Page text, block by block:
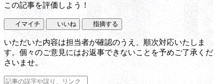
この記事を評価しよう！
イマイチ いいね 指摘する
いただいた内容は担当者が確認のうえ、順次対応いたしま
す。個々のご意見にはお返事できないことを予めご了承くだ
さいませ。